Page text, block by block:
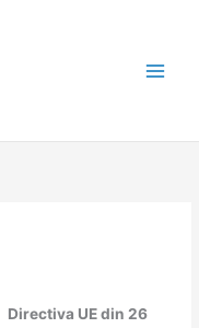
Directiva UE din 26